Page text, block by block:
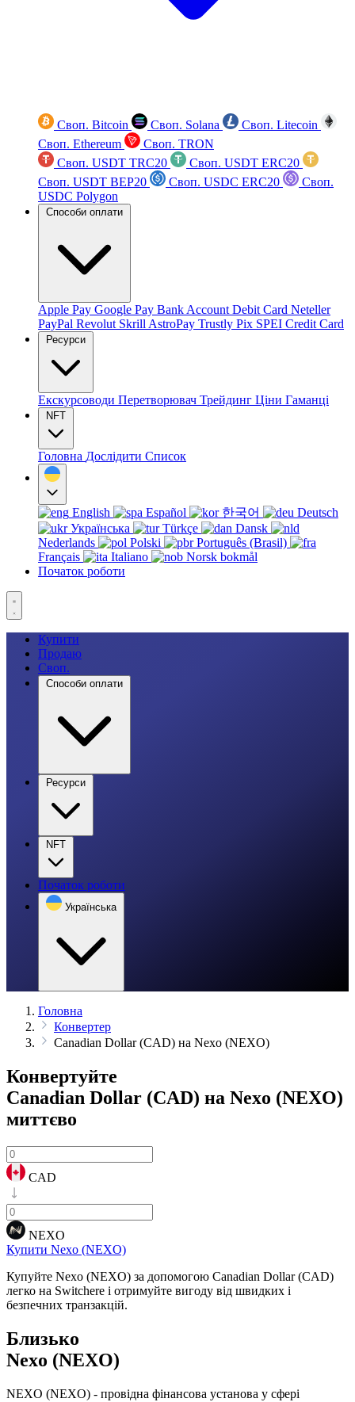
Своп. Bitcoin Своп. Solana
Своп. Litecoin
Своп. Ethereum
Своп. TRON
Своп. USDT TRC20
Своп. USDT ERC20
Своп. USDT BEP20
Своп. USDC ERC20
Своп.
USDC Polygon
Способи оплати
Apple Pay Google Pay Bank Account Debit Card Neteller
PayPal Revolut Skrill AstroPay Trustly Pix SPEI Credit Card
Ресурси
Екскурсоводи Перетворювач Трейдинг Ціни Гаманці
NFT
Головна Дослідити Список
English Español 한국어
Deutsch
Українська
Türkçe
Dansk
Nederlands
Polski
Português (Brasil)
Français
Italiano
Norsk bokmål
Початок роботи
Купити
Продаю
Своп.
Способи оплати
Ресурси
NFT
Початок роботи
Українська
Головна
Конвертер
Canadian Dollar (CAD) на Nexo (NEXO)
Конвертуйте
Canadian Dollar (CAD) на Nexo (NEXO)
миттєво
CAD
NEXO
Купити Nexo (NEXO)
Купуйте Nexo (NEXO) за допомогою Canadian Dollar (CAD)
легко на Switchere і отримуйте вигоду від швидких і
безпечних транзакцій.
Близько
Nexo (NEXO)
NEXO (NEXO) - провідна фінансова установа у сфері